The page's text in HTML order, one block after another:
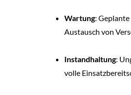
Wartung:
Austausch von
Instandhaltung:
volle